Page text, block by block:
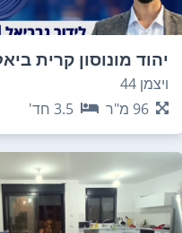
יהוד מונוסון קרית
ויצמן 44
96 מ"ר 3.5 חד'